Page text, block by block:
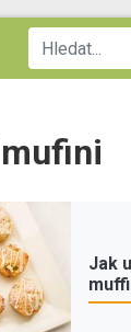
Jak